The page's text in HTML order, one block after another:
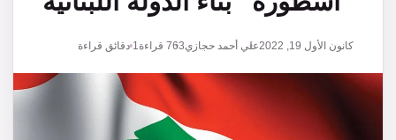
كانون الأول 19, 2022 علي أحمد حجازي763 قراءة1 دقائق قراءة